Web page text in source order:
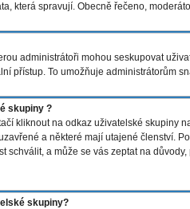
která spravují. Obecně řečeno,
administrátoři mohou seskupovat
přístup. To umožňuje administrátorům
skupiny ?
kliknout na odkaz uživatelské skupiny
a některé mají utajené členství.
schválit, a může se vás zeptat na
skupiny?